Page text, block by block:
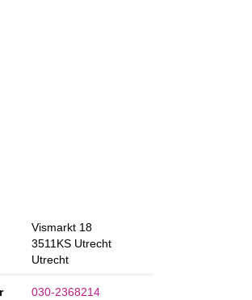
Vismarkt 18
3511KS Utrecht
Utrecht
030-2368214